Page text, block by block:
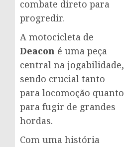
combate direto para
progredir.
A motocicleta de
Deacon é uma peça
central na jogabilidade,
sendo crucial tanto
para locomoção quanto
para fugir de grandes
hordas.
Com uma história